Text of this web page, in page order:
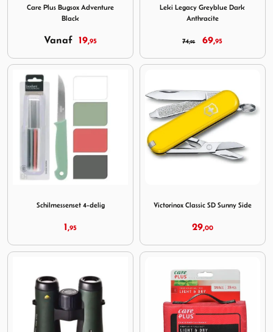
Care Plus Bugsox Adventure
Black
Vanaf19,95
Leki Legacy Greyblue Dark
Anthracite
74,95 69,95
Schilmessenset 4-delig
1,95
Victorinox Classic SD Sunny Side
29,00